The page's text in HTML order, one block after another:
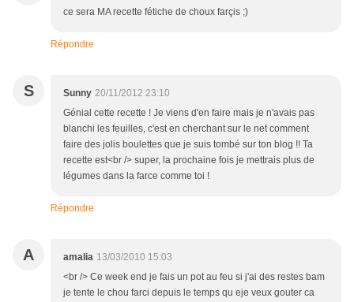
ce sera MA recette fétiche de choux farçis ;)
Répondre
S Sunny 20/11/2012 23:10
Génial cette recette ! Je viens d'en faire mais je n'avais pas
blanchi les feuilles, c'est en cherchant sur le net comment
faire des jolis boulettes que je suis tombé sur ton blog !! Ta
recette est<br /> super, la prochaine fois je mettrais plus de
légumes dans la farce comme toi !
Répondre
A amalia 13/03/2010 15:03
<br /> Ce week end je fais un pot au feu si j'ai des restes bam
je tente le chou farci depuis le temps qu eje veux gouter ca